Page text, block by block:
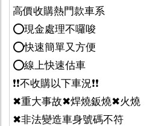
高價收購熱門款車系
⭕️現金處理不囉唆
⭕️快速簡單又方便
⭕️線上快速估車
❗️❗️不收購以下車況❗️❗️
✖重大事故✖焊燒鈑燒✖火燒
✖非法變造車身號碼不符